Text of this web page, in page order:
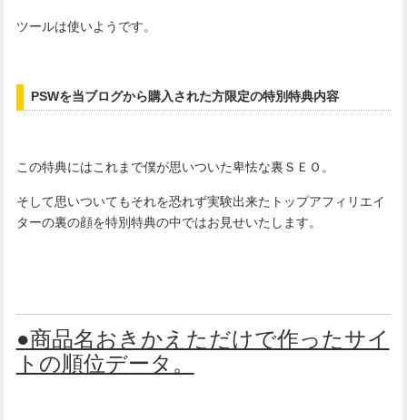
ツールは使いようです。
PSWを当ブログから購入された方限定の特別特典内容
この特典にはこれまで僕が思いついた卑怯な裏ＳＥＯ。
そして思いついてもそれを恐れず実験出来たトップアフィリエイ
ターの裏の顔を特別特典の中ではお見せいたします。
●商品名おきかえただけで作ったサイ
トの順位データ。